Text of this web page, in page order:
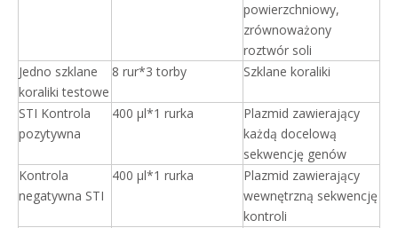
powierzchniowy,
zrównoważony
roztwór soli
Jedno szklane
koraliki testowe
8 rur*3 torby Szklane koraliki
STI Kontrola
pozytywna
400 μl*1 rurka
Plazmid zawierający
każdą docelową
sekwencję genów
Kontrola
negatywna STI
400 μl*1 rurka
Plazmid zawierający
wewnętrzną sekwencję
kontroli